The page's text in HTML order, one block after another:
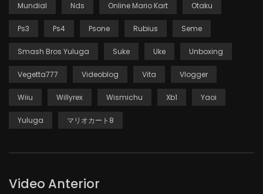
Mundial Nds Online Mario Kart Otaku
Ps3 Ps4 Psone Rubius Seme
Smash Bros Yuluga Suke Uke Unboxing
Vegetta777 Videoblog Vita Vlogger
Wiiu Willyrex Wismichu Xb1 Yaoi
Yuluga マリオカート8
Video Anterior